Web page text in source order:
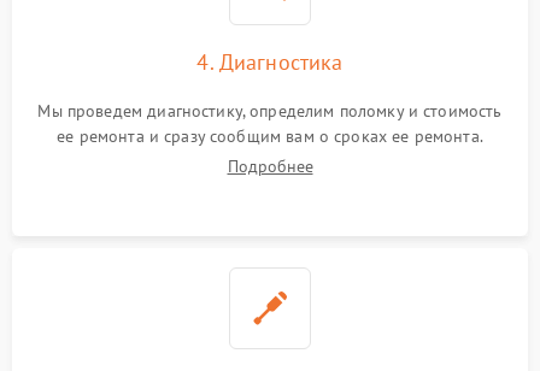
4. Диагностика
Мы проведем диагностику, определим поломку и стоимость
ее ремонта и сразу сообщим вам о сроках ее ремонта.
Подробнее